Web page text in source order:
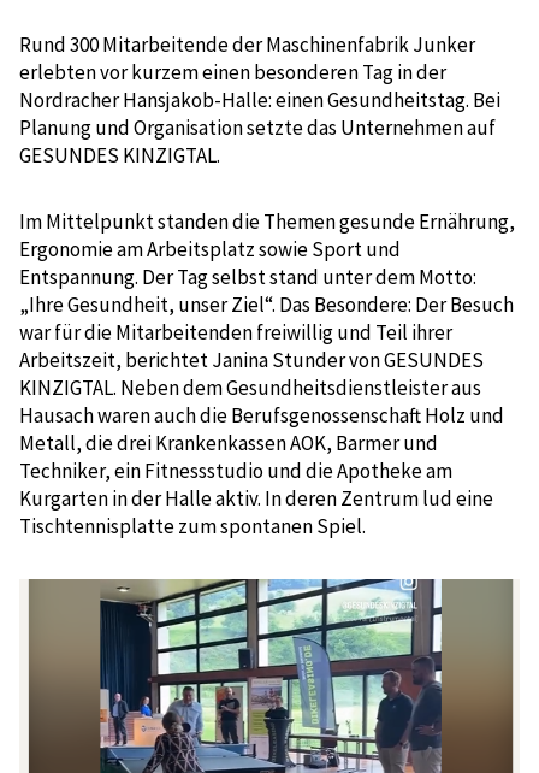
Rund 300 Mitarbeitende der Maschinenfabrik Junker
erlebten vor kurzem einen besonderen Tag in der
Nordracher Hansjakob-Halle: einen Gesundheitstag. Bei
Planung und Organisation setzte das Unternehmen auf
GESUNDES KINZIGTAL.
Im Mittelpunkt standen die Themen gesunde Ernährung,
Ergonomie am Arbeitsplatz sowie Sport und
Entspannung. Der Tag selbst stand unter dem Motto:
„Ihre Gesundheit, unser Ziel“. Das Besondere: Der Besuch
war für die Mitarbeitenden freiwillig und Teil ihrer
Arbeitszeit, berichtet Janina Stunder von GESUNDES
KINZIGTAL. Neben dem Gesundheitsdienstleister aus
Hausach waren auch die Berufsgenossenschaft Holz und
Metall, die drei Krankenkassen AOK, Barmer und
Techniker, ein Fitnessstudio und die Apotheke am
Kurgarten in der Halle aktiv. In deren Zentrum lud eine
Tischtennisplatte zum spontanen Spiel.